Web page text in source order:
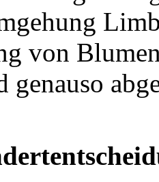
von
genauso